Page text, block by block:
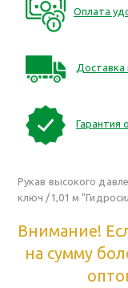
Оплата
Доставка
Гарантия
Рукав высокого
ключ /1,01 м
Внимание!
на сумму